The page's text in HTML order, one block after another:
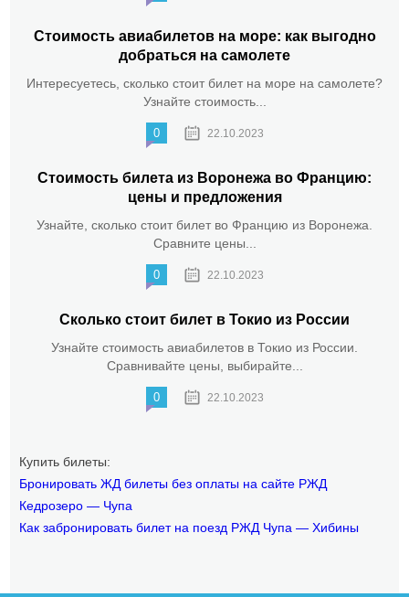
Стоимость авиабилетов на море: как выгодно
добраться на самолете
Интересуетесь, сколько стоит билет на море на самолете?
Узнайте стоимость...
0 22.10.2023
Стоимость билета из Воронежа во Францию:
цены и предложения
Узнайте, сколько стоит билет во Францию из Воронежа.
Сравните цены...
0 22.10.2023
Сколько стоит билет в Токио из России
Узнайте стоимость авиабилетов в Токио из России.
Сравнивайте цены, выбирайте...
0 22.10.2023
Купить билеты:
Бронировать ЖД билеты без оплаты на сайте РЖД
Кедрозеро — Чупа
Как забронировать билет на поезд РЖД Чупа — Хибины